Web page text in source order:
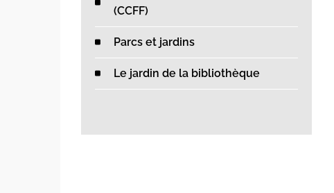
(CCFF)
Parcs et jardins
Le jardin de la bibliothèque